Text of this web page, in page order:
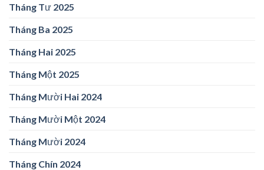
Tháng Tư 2025
Tháng Ba 2025
Tháng Hai 2025
Tháng Một 2025
Tháng Mười Hai 2024
Tháng Mười Một 2024
Tháng Mười 2024
Tháng Chín 2024